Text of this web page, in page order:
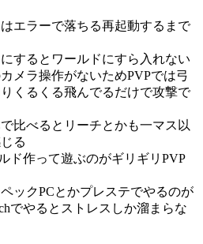
エラーで落ちる再起動するまで
するとワールドにすら入れない
メラ操作がないためPVPでは弓
くるくる飛んでるだけで攻撃で
比べるとリーチとかも一マス以
る
ド作って遊ぶのがギリギリPVP
ックPCとかプレステでやるのが
でやるとストレスしか溜まらな